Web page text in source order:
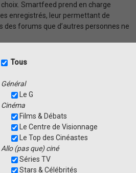
Smartfeed prend en charge
enregistrés, leur permettant de
des forums que d’autres personnes ne
Tous
Général
Le G
Cinéma
Films & Débats
Le Centre de Visionnage
Le Top des Cinéastes
Allo (pas que) ciné
Séries TV
Stars & Célébrités